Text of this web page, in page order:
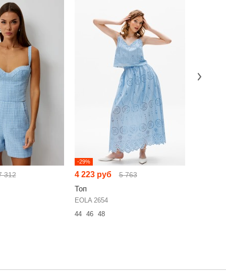
312
-29%
4 223 руб 5 763
Топ
EOLA 2654
44
46 48